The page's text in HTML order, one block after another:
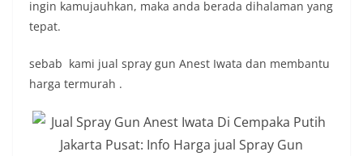
ingin kamujauhkan, maka anda berada dihalaman yang
tepat.
sebab kami jual spray gun Anest Iwata dan membantu
harga termurah .